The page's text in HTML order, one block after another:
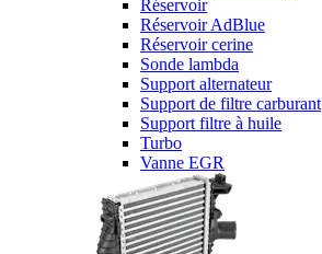
Réservoir
Réservoir AdBlue
Réservoir cerine
Sonde lambda
Support alternateur
Support de filtre carburant
Support filtre à huile
Turbo
Vanne EGR